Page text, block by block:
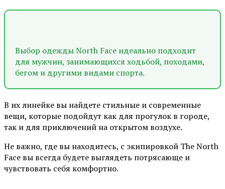
Выбор одежды North Face идеально подходит
для мужчин, занимающихся ходьбой, походами,
бегом и другими видами спорта.
В их линейке вы найдете стильные и современные
вещи, которые подойдут как для прогулок в городе,
так и для приключений на открытом воздухе.
Не важно, где вы находитесь, с экипировкой The North
Face вы всегда будете выглядеть потрясающе и
чувствовать себя комфортно.